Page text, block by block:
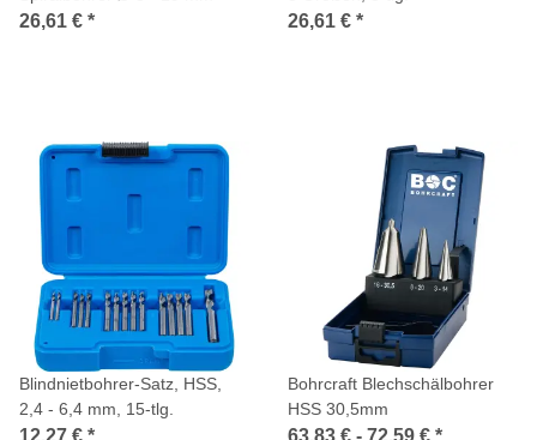
26,61 € * 26,61 € *
Blindnietbohrer-Satz, HSS,
2,4 - 6,4 mm, 15-tlg.
12,27 € *
Bohrcraft Blechschälbohrer
HSS 30,5mm
63,83 € - 72,59 € *